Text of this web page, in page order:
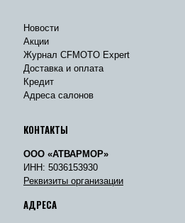
Новости
Акции
Журнал CFMOTO Expert
Доставка и оплата
Кредит
Адреса салонов
КОНТАКТЫ
ООО «АТВАРМОР»
ИНН: 5036153930
Реквизиты организации
АДРЕСА